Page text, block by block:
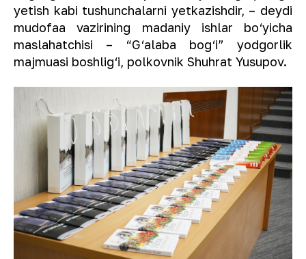
yetish kabi tushunchalarni yetkazishdir, – deydi
mudofaa vazirining madaniy ishlar bo‘yicha
maslahatchisi – “G‘alaba bog‘i” yodgorlik
majmuasi boshlig‘i, polkovnik Shuhrat Yusupov.